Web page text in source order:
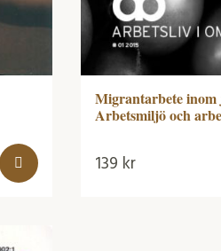
Migrantarbete
Arbetsmiljö och
139 kr